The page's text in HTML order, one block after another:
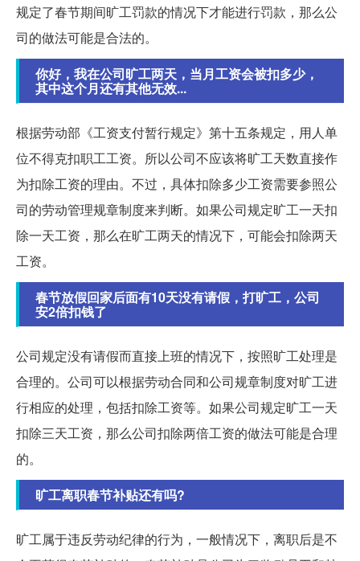
规定了春节期间旷工罚款的情况下才能进行罚款，那么公
司的做法可能是合法的。
你好，我在公司旷工两天，当月工资会被扣多少，
其中这个月还有其他无效...
根据劳动部《工资支付暂行规定》第十五条规定，用人单
位不得克扣职工工资。所以公司不应该将旷工天数直接作
为扣除工资的理由。不过，具体扣除多少工资需要参照公
司的劳动管理规章制度来判断。如果公司规定旷工一天扣
除一天工资，那么在旷工两天的情况下，可能会扣除两天
工资。
春节放假回家后面有10天没有请假，打旷工，公司
安2倍扣钱了
公司规定没有请假而直接上班的情况下，按照旷工处理是
合理的。公司可以根据劳动合同和公司规章制度对旷工进
行相应的处理，包括扣除工资等。如果公司规定旷工一天
扣除三天工资，那么公司扣除两倍工资的做法可能是合理
的。
旷工离职春节补贴还有吗?
旷工属于违反劳动纪律的行为，一般情况下，离职后是不